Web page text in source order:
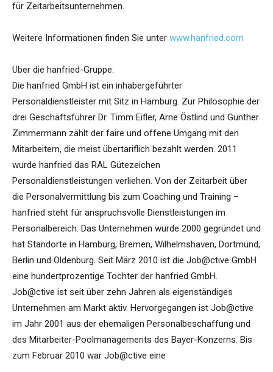
für Zeitarbeitsunternehmen.
Weitere Informationen finden Sie unter www.hanfried.com
Über die hanfried-Gruppe:
Die hanfried GmbH ist ein inhabergeführter
Personaldienstleister mit Sitz in Hamburg. Zur Philosophie der
drei Geschäftsführer Dr. Timm Eifler, Arne Östlind und Gunther
Zimmermann zählt der faire und offene Umgang mit den
Mitarbeitern, die meist übertariflich bezahlt werden. 2011
wurde hanfried das RAL Gütezeichen
Personaldienstleistungen verliehen. Von der Zeitarbeit über
die Personalvermittlung bis zum Coaching und Training –
hanfried steht für anspruchsvolle Dienstleistungen im
Personalbereich. Das Unternehmen wurde 2000 gegründet und
hat Standorte in Hamburg, Bremen, Wilhelmshaven, Dortmund,
Berlin und Oldenburg. Seit März 2010 ist die Job@ctive GmbH
eine hundertprozentige Tochter der hanfried GmbH.
Job@ctive ist seit über zehn Jahren als eigenständiges
Unternehmen am Markt aktiv. Hervorgegangen ist Job@ctive
im Jahr 2001 aus der ehemaligen Personalbeschaffung und
des Mitarbeiter-Poolmanagements des Bayer-Konzerns. Bis
zum Februar 2010 war Job@ctive eine